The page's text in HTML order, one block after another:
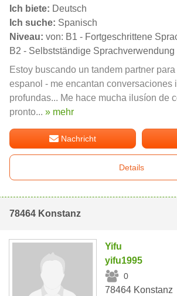
Ich biete: Deutsch
Ich suche: Spanisch
Niveau: von: B1 - Fortgeschrittene
B2 - Selbstständige Sprachverwendung
Estoy buscando un tandem partner
espanol - me encantan conversaciones
profundas... Me hace mucha ilusíon de
pronto... » mehr
Nachricht
Details
78464 Konstanz
Yifu
yifu1995
0
78464 Konstanz